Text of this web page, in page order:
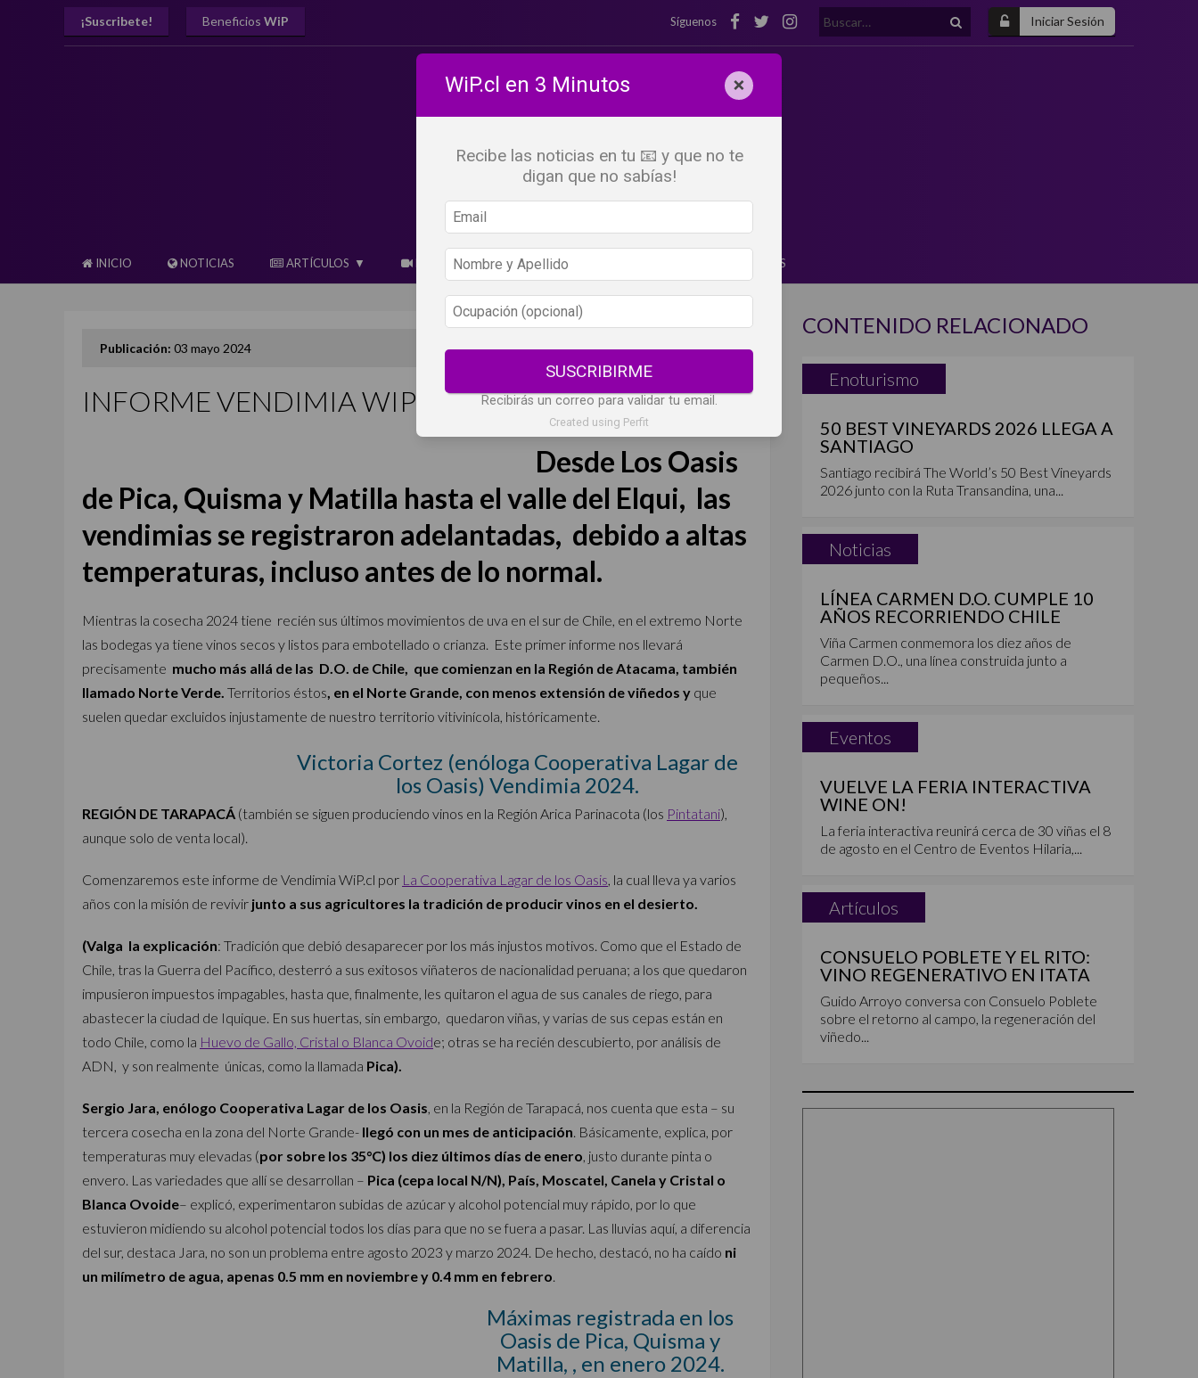
Iniciar Sesión
¡Suscribete! Beneficios WiP Buscar:
Síguenos
INICIO NOTICIAS ARTÍCULOS BEBER X LOS OJOS GLOSARIO DEL VINO PANORAMAS
Publicación: 03 mayo 2024
INFORME VENDIMIA WIP CHILE NORTE 2024
Desde Los Oasis
de Pica, Quisma y Matilla hasta el valle del Elqui, las
vendimias se registraron adelantadas, debido a altas
temperaturas, incluso antes de lo normal.
Mientras la cosecha 2024 tiene recién sus últimos movimientos de uva en el sur de Chile, en el extremo Norte
las bodegas ya tiene vinos secos y listos para embotellado o crianza. Este primer informe nos llevará
precisamente mucho más allá de las D.O. de Chile, que comienzan en la Región de Atacama, también
llamado Norte Verde. Territorios éstos, en el Norte Grande, con menos extensión de viñedos y que
suelen quedar excluidos injustamente de nuestro territorio vitivinícola, históricamente.
Victoria Cortez (enóloga Cooperativa Lagar de
los Oasis) Vendimia 2024.
REGIÓN DE TARAPACÁ (también se siguen produciendo vinos en la Región Arica Parinacota (los Pintatani),
aunque solo de venta local).
Comenzaremos este informe de Vendimia WiP.cl por La Cooperativa Lagar de los Oasis, la cual lleva ya varios
años con la misión de revivir junto a sus agricultores la tradición de producir vinos en el desierto.
(Valga la explicación: Tradición que debió desaparecer por los más injustos motivos. Como que el Estado de
Chile, tras la Guerra del Pacífico, desterró a sus exitosos viñateros de nacionalidad peruana; a los que quedaron
impusieron impuestos impagables, hasta que, finalmente, les quitaron el agua de sus canales de riego, para
abastecer la ciudad de Iquique. En sus huertas, sin embargo, quedaron viñas, y varias de sus cepas están en
todo Chile, como la Huevo de Gallo, Cristal o Blanca Ovoide; otras se ha recién descubierto, por análisis de
ADN, y son realmente únicas, como la llamada Pica).
Sergio Jara, enólogo Cooperativa Lagar de los Oasis, en la Región de Tarapacá, nos cuenta que esta – su
tercera cosecha en la zona del Norte Grande- llegó con un mes de anticipación. Básicamente, explica, por
temperaturas muy elevadas (por sobre los 35°C) los diez últimos días de enero, justo durante pinta o
envero. Las variedades que allí se desarrollan – Pica (cepa local N/N), País, Moscatel, Canela y Cristal o
Blanca Ovoide– explicó, experimentaron subidas de azúcar y alcohol potencial muy rápido, por lo que
estuvieron midiendo su alcohol potencial todos los días para que no se fuera a pasar. Las lluvias aquí, a diferencia
del sur, destaca Jara, no son un problema entre agosto 2023 y marzo 2024. De hecho, destacó, no ha caído ni
un milímetro de agua, apenas 0.5 mm en noviembre y 0.4 mm en febrero.
Máximas registrada en los
Oasis de Pica, Quisma y
Matilla, , en enero 2024.
CONTENIDO RELACIONADO
Enoturismo
50 BEST VINEYARDS 2026 LLEGA A
SANTIAGO
Santiago recibirá The World’s 50 Best Vineyards
2026 junto con la Ruta Transandina, una...
Noticias
LÍNEA CARMEN D.O. CUMPLE 10
AÑOS RECORRIENDO CHILE
Viña Carmen conmemora los diez años de
Carmen D.O., una línea construida junto a
pequeños...
Eventos
VUELVE LA FERIA INTERACTIVA
WINE ON!
La feria interactiva reunirá cerca de 30 viñas el 8
de agosto en el Centro de Eventos Hilaria,...
Artículos
CONSUELO POBLETE Y EL RITO:
VINO REGENERATIVO EN ITATA
Guido Arroyo conversa con Consuelo Poblete
sobre el retorno al campo, la regeneración del
viñedo...
WiP.cl en 3 Minutos ×
Recibe las noticias en tu 📧 y que no te
digan que no sabías!
SUSCRIBIRME
Recibirás un correo para validar tu email.
Created using Perfit